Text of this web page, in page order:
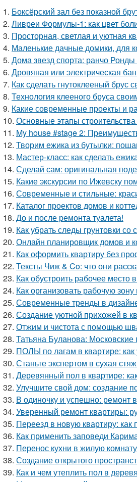
1. Боксёрский зал без показной
2. Ливреи Формулы-1: как цвет
3. Просторная, светлая и уютная
4. Маленькие дачные домики, для
5. Дома звезд спорта: ранчо Ронды
6. Дровяная или электрическая
7. Как сделать гнутоклееный брус
8. Технология клееного бруса
9. Какие современные проекты и
10. Основные этапы
11. My house #stage 2:
12. Творим ежика из бутылки:
13. Мастер-класс: как сделать
14. Сделай сам: оригинальная
15. Какие экскурсии по Ижевску
16. Современные и стильные:
17. Каталог проектов домов и
18. До и после ремонта туалета!
19. Как убрать следы грунтовки
20. Онлайн планировщик домов и
21. Как оформить квартиру без
22. Тексты Чиж & Co: что они
23. Как обустроить рабочее
24. Как организовать рабочую
25. Современные тренды в
26. Создание уютной прихожей в
27. Отжим и чистота с помощью
28. Татьяна Буланова:
29. ПОЛЫ по лагам в квартире: как
30. Станьте экспертом в сухая
31. Деревянный пол в квартире:
32. Улучшите свой дом: создание
33. В одиночку и успешно: ремонт
34. Уверенный ремонт квартиры:
35. Переезд в новую квартиру: как
36. Как применить заповеди
37. Перенос кухни в жилую
38. Создание открытого
39. Как и чем утеплить пол в